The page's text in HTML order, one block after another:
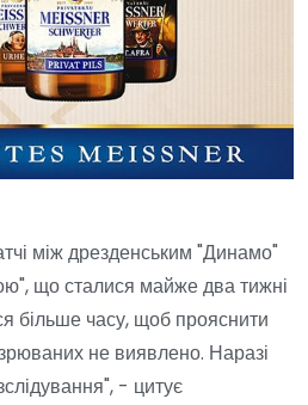
між дрезденським "Динамо"
що сталися майже два тижні
більше часу, щоб прояснити
не виявлено. Наразі
- цитує